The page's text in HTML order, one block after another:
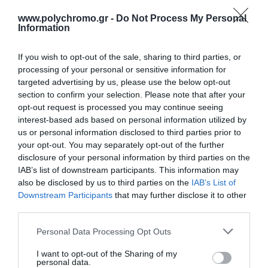
www.polychromo.gr - Do Not Process My Personal
Information
If you wish to opt-out of the sale, sharing to third parties, or
processing of your personal or sensitive information for
targeted advertising by us, please use the below opt-out
section to confirm your selection. Please note that after your
opt-out request is processed you may continue seeing
interest-based ads based on personal information utilized by
us or personal information disclosed to third parties prior to
your opt-out. You may separately opt-out of the further
disclosure of your personal information by third parties on the
IAB’s list of downstream participants. This information may
also be disclosed by us to third parties on the IAB’s List of
Downstream Participants that may further disclose it to other
Please note that this website/app uses one or more Google
not limited to your visit or usage behaviour. You may click to
Personal Data Processing Opt Outs
I want to opt-out of the Sharing of my
personal data.
UHU Κόλλα Gel The All
Purpose Adhesive Χωρίς
Διαλύτες Γενικής
Χρήσης 33ml Χωρίς
Διαλύτες
2,10 €
ΑΓΟΡΑ
UHU Patafix
Επαναχρησιμοποιούμενα
Αυτοκόλλητα σε Μορφή
Πλαστελίνης Λευκά
80τμχ
2,20 €
ΑΓΟΡΑ